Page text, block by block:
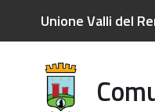
Unione Valli del